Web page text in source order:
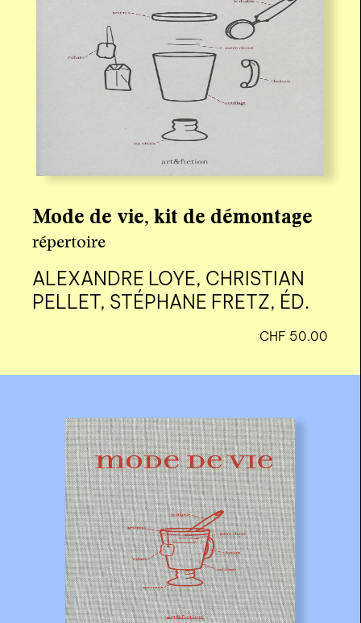
Mode de vie, kit de démontage
répertoire
ALEXANDRE LOYE, CHRISTIAN
PELLET, STÉPHANE FRETZ, ÉD.
CHF 50.00